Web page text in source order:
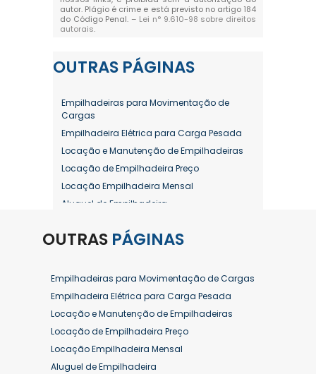
autor. Plágio é crime e está previsto no artigo 184
do Código Penal. – Lei n° 9.610-98 sobre direitos
autorais.
OUTRAS PÁGINAS
Empilhadeiras para Movimentação de
Cargas
Empilhadeira Elétrica para Carga Pesada
Locação e Manutenção de Empilhadeiras
Locação de Empilhadeira Preço
Locação Empilhadeira Mensal
Aluguel de Empilhadeira
Aluguel de Empilhadeira Diária Valor
Aluguel de Empilhadeira Elétrica Preço
Aluguel de Empilhadeira Mensal
Aluguel de Empilhadeira Preço
Aluguel de Empilhadeira Valor
Aluguel de Empilhadeiras Eletricas
Conserto de Empilhadeira
OUTRAS PÁGINAS
Empilhadeiras para Movimentação de Cargas
Empilhadeira Elétrica para Carga Pesada
Locação e Manutenção de Empilhadeiras
Locação de Empilhadeira Preço
Locação Empilhadeira Mensal
Aluguel de Empilhadeira